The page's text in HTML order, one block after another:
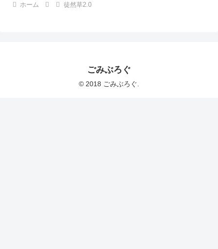
ホーム 徒然草2.0
ごみぶろぐ
© 2018 ごみぶろぐ.